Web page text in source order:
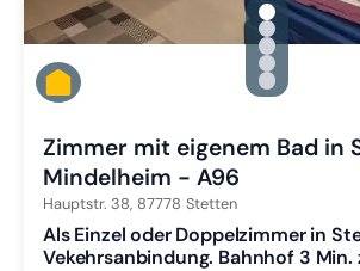
Zu Slide 1
Zu Slide 2
Zu Slide 3
Zu Slide 4
Zu Slide 5
Zimmer mit eigenem Bad in
Mindelheim - A96
Hauptstr. 38, 87778 Stetten
Als Einzel oder Doppelzimmer in
Vekehrsanbindung. Bahnhof 3 Min.